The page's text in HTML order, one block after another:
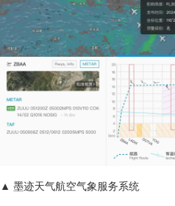
▲ 墨迹天气航空气象服务系统